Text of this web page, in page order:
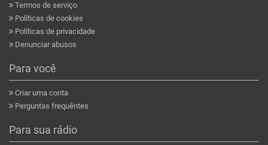
Termos de serviço
Políticas de cookies
Políticas de privacidade
Denunciar abusos
Para você
Criar uma conta
Perguntas frequêntes
Para sua rádio